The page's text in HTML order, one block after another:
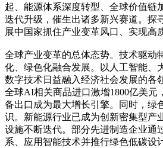
起、能源体系深度转型、全球价值链
迭代升级，催生出诸多新兴赛道。探
展中国家抓住产业变革风口、实现高
全球产业变革的总体态势。技术驱动
化、绿色化融合发展。以人工智能、
数字技术日益融入经济社会发展的各
全球AI相关商品进口激增1800亿美元
备出口成为最大增长引擎。同时，绿
识。新能源行业已成为创新密集型产
设施不断迭代。部分先进制造企业通
系、应用智能技术并推行绿色低碳设